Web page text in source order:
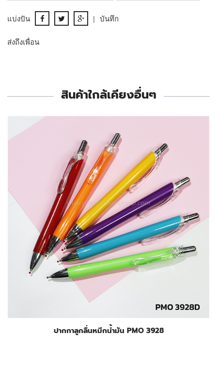
แบ่งปัน | บันทึก
ส่งถึงเพื่อน
สินค้าใกล้เคียงอื่นๆ
ปากกาลูกลื่นหมึกน้ำมัน PMO 3928